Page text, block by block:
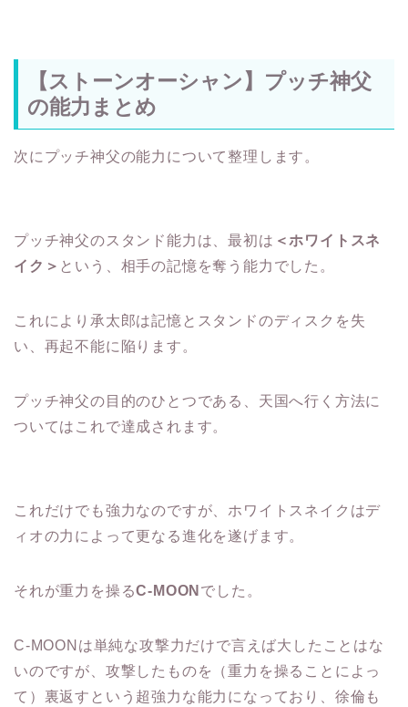
【ストーンオーシャン】プッチ神父
の能力まとめ
次にプッチ神父の能力について整理します。
プッチ神父のスタンド能力は、最初は ＜ホワイトスネ
イク＞ という、相手の記憶を奪う能力でした。
これにより承太郎は記憶とスタンドのディスクを失
い、再起不能に陥ります。
プッチ神父の目的のひとつである、天国へ行く方法に
ついてはこれで達成されます。
これだけでも強力なのですが、ホワイトスネイクはデ
ィオの力によって更なる進化を遂げます。
それが重力を操るC-MOON でした。
C-MOONは単純な攻撃力だけで言えば大したことはな
いのですが、攻撃したものを（重力を操ることによっ
て）裏返すという超強力な能力になっており、徐倫も